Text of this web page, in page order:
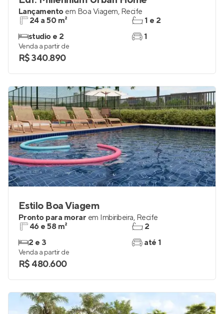
Lançamento em Boa Viagem, Recife
24 a 50 m²
studio e 2
1 e 2
1
Venda a partir de
R$ 340.890
Estilo Boa Viagem
Pronto para morar em Imbiribeira, Recife
46 e 58 m²
2 e 3
2
até 1
Venda a partir de
R$ 480.600